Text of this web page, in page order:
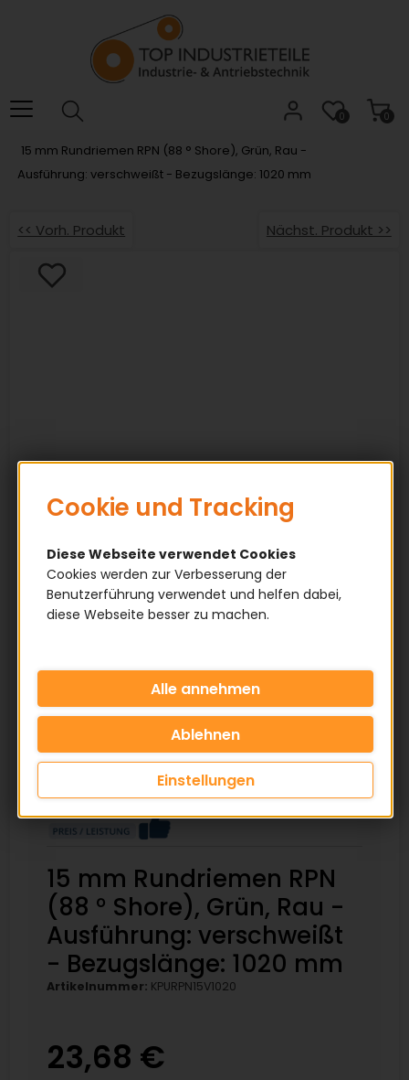
das
Barrierefreiheitsmenü
0
0
15 mm Rundriemen RPN (88 ° Shore), Grün, Rau -
Ausführung: verschweißt - Bezugslänge: 1020 mm
<< Vorh. Produkt Nächst. Produkt >>
15 mm Rundriemen RPN
(88 ° Shore), Grün, Rau -
Ausführung: verschweißt
- Bezugslänge: 1020 mm
Artikelnummer: KPURPN15V1020
23,68 €
Cookie und Tracking
Diese Webseite verwendet Cookies
Cookies werden zur Verbesserung der
Benutzerführung verwendet und helfen dabei,
diese Webseite besser zu machen.
Einstellungen